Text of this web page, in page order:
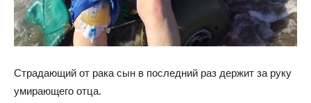
Страдающий от рака сын в последний раз держит за руку
умирающего отца.